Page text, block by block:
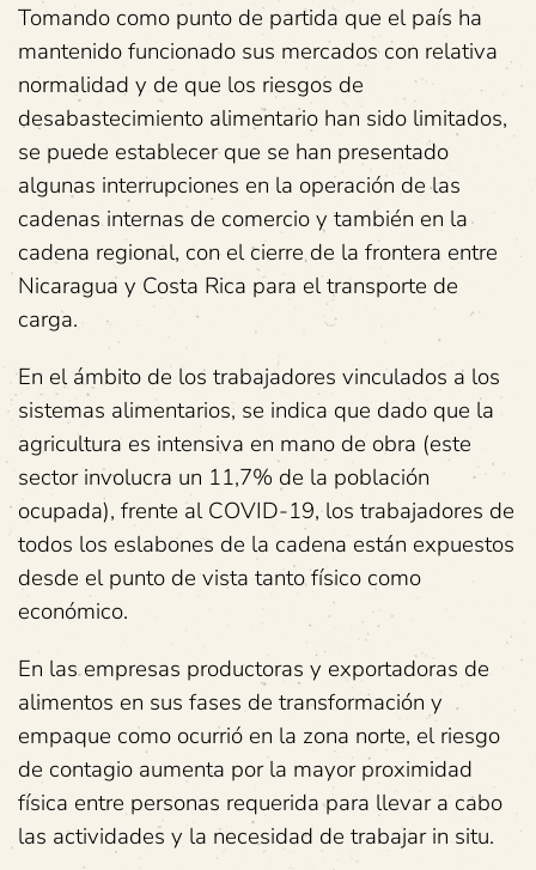
Tomando como punto de partida que el país ha
mantenido funcionado sus mercados con relativa
normalidad y de que los riesgos de
desabastecimiento alimentario han sido limitados,
se puede establecer que se han presentado
algunas interrupciones en la operación de las
cadenas internas de comercio y también en la
cadena regional, con el cierre de la frontera entre
Nicaragua y Costa Rica para el transporte de
carga.
En el ámbito de los trabajadores vinculados a los
sistemas alimentarios, se indica que dado que la
agricultura es intensiva en mano de obra (este
sector involucra un 11,7% de la población
ocupada), frente al COVID-19, los trabajadores de
todos los eslabones de la cadena están expuestos
desde el punto de vista tanto físico como
económico.
En las empresas productoras y exportadoras de
alimentos en sus fases de transformación y
empaque como ocurrió en la zona norte, el riesgo
de contagio aumenta por la mayor proximidad
física entre personas requerida para llevar a cabo
las actividades y la necesidad de trabajar in situ.